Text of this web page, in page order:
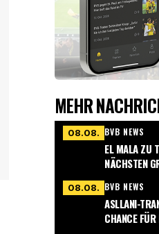
MEHR
08.08. BVB NEWS
EL MALA ZU
NÄCHSTEN
08.08. BVB NEWS
ASLLANI-
CHANCE